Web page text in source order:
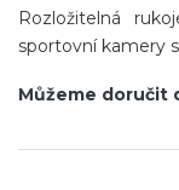
Můžeme doručit
Rozložitelná
sportovní kamery